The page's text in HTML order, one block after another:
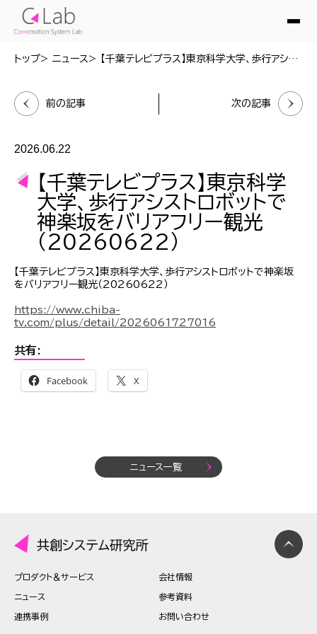
トップ ニュース 【千葉テレビプラス】東京科学大学、歩行アシストロボットで神楽坂をバリアフリー観光（20260622）
前の記事 次の記事
2026.06.22
【千葉テレビプラス】東京科学
大学、歩行アシストロボットで
神楽坂をバリアフリー観光
（20260622）
【千葉テレビプラス】東京科学大学、歩行アシストロボットで神楽坂
をバリアフリー観光（20260622）
https://www.chiba-
tv.com/plus/detail/2026061727016
共有:
Facebook X
ニュース一覧
プロダクト＆サービス 会社情報
ニュース 参考資料
連携事例 お問い合わせ